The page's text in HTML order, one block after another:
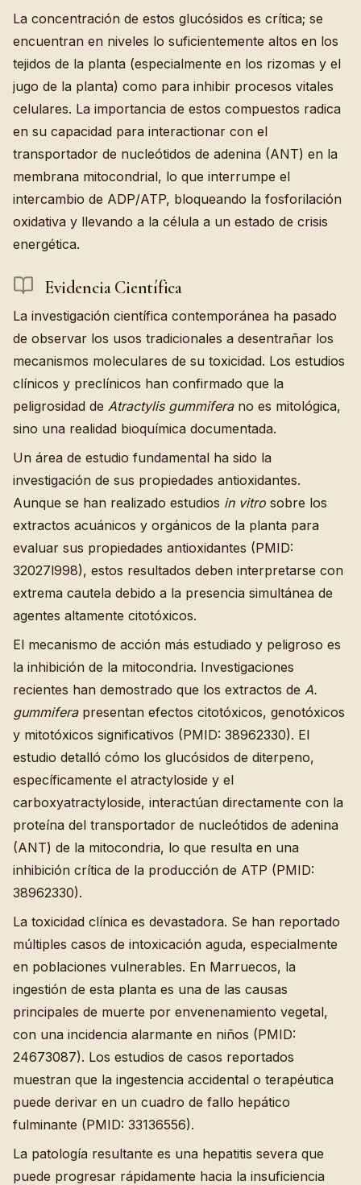
La concentración de estos glucósidos es crítica; se
encuentran en niveles lo suficientemente altos en los
tejidos de la planta (especialmente en los rizomas y el
jugo de la planta) como para inhibir procesos vitales
celulares. La importancia de estos compuestos radica
en su capacidad para interactionar con el
transportador de nucleótidos de adenina (ANT) en la
membrana mitocondrial, lo que interrumpe el
intercambio de ADP/ATP, bloqueando la fosforilación
oxidativa y llevando a la célula a un estado de crisis
energética.
Evidencia Científica
La investigación científica contemporánea ha pasado
de observar los usos tradicionales a desentrañar los
mecanismos moleculares de su toxicidad. Los estudios
clínicos y preclínicos han confirmado que la
peligrosidad de Atractylis gummiferano es mitológica,
sino una realidad bioquímica documentada.
Un área de estudio fundamental ha sido la
investigación de sus propiedades antioxidantes.
Aunque se han realizado estudios in vitro sobre los
extractos acuánicos y orgánicos de la planta para
evaluar sus propiedades antioxidantes (PMID:
32027l998), estos resultados deben interpretarse con
extrema cautela debido a la presencia simultánea de
agentes altamente citotóxicos.
El mecanismo de acción más estudiado y peligroso es
la inhibición de la mitocondria. Investigaciones
recientes han demostrado que los extractos de A.
gummiferapresentan efectos citotóxicos, genotóxicos
y mitotóxicos significativos (PMID: 38962330). El
estudio detalló cómo los glucósidos de diterpeno,
específicamente el atractyloside y el
carboxyatractyloside, interactúan directamente con la
proteína del transportador de nucleótidos de adenina
(ANT) de la mitocondria, lo que resulta en una
inhibición crítica de la producción de ATP (PMID:
38962330).
La toxicidad clínica es devastadora. Se han reportado
múltiples casos de intoxicación aguda, especialmente
en poblaciones vulnerables. En Marruecos, la
ingestión de esta planta es una de las causas
principales de muerte por envenenamiento vegetal,
con una incidencia alarmante en niños (PMID:
24673087). Los estudios de casos reportados
muestran que la ingestencia accidental o terapéutica
puede derivar en un cuadro de fallo hepático
fulminante (PMID: 33136556).
La patología resultante es una hepatitis severa que
puede progresar rápidamente hacia la insuficiencia